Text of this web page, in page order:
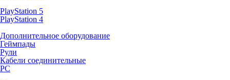
PlayStation 5
PlayStation 4
Дополнительное оборудование
Геймпады
Рули
Кабели соединительные
PC